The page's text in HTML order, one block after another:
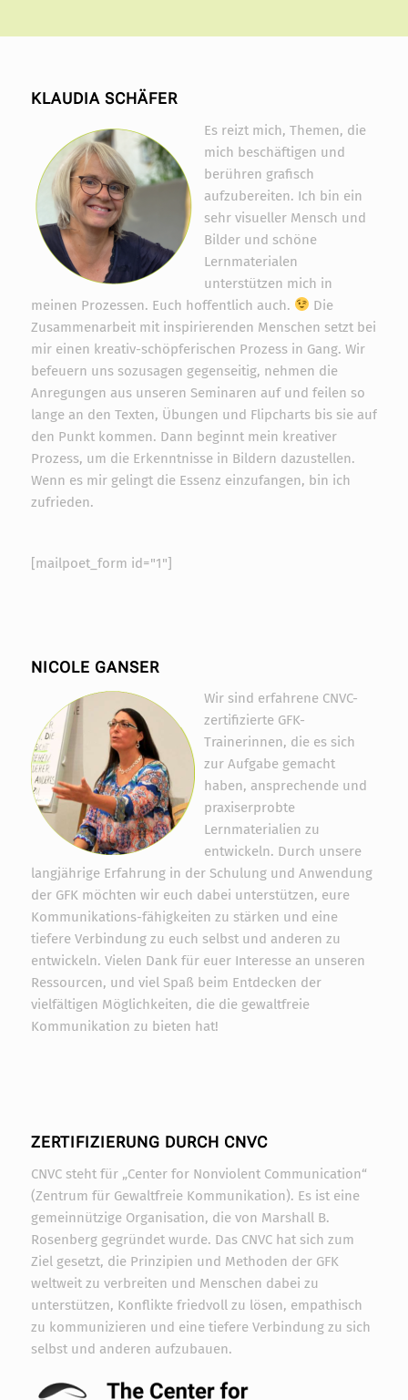
KLAUDIA SCHÄFER
Es reizt mich, Themen, die
mich beschäftigen und
berühren grafisch
aufzubereiten. Ich bin ein
sehr visueller Mensch und
Bilder und schöne
Lernmaterialen
unterstützen mich in
meinen Prozessen. Euch hoffentlich auch.
Die
Zusammenarbeit mit inspirierenden Menschen setzt bei
mir einen kreativ-schöpferischen Prozess in Gang. Wir
befeuern uns sozusagen gegenseitig, nehmen die
Anregungen aus unseren Seminaren auf und feilen so
lange an den Texten, Übungen und Flipcharts bis sie auf
den Punkt kommen. Dann beginnt mein kreativer
Prozess, um die Erkenntnisse in Bildern dazustellen.
Wenn es mir gelingt die Essenz einzufangen, bin ich
zufrieden.
[mailpoet_form id="1"]
NICOLE GANSER
Wir sind erfahrene CNVC-
zertifizierte GFK-
Trainerinnen, die es sich
zur Aufgabe gemacht
haben, ansprechende und
praxiserprobte
Lernmaterialien zu
entwickeln. Durch unsere
langjährige Erfahrung in der Schulung und Anwendung
der GFK möchten wir euch dabei unterstützen, eure
Kommunikations-fähigkeiten zu stärken und eine
tiefere Verbindung zu euch selbst und anderen zu
entwickeln. Vielen Dank für euer Interesse an unseren
Ressourcen, und viel Spaß beim Entdecken der
vielfältigen Möglichkeiten, die die gewaltfreie
Kommunikation zu bieten hat!
ZERTIFIZIERUNG DURCH CNVC
CNVC steht für „Center for Nonviolent Communication“
(Zentrum für Gewaltfreie Kommunikation). Es ist eine
gemeinnützige Organisation, die von Marshall B.
Rosenberg gegründet wurde. Das CNVC hat sich zum
Ziel gesetzt, die Prinzipien und Methoden der GFK
weltweit zu verbreiten und Menschen dabei zu
unterstützen, Konflikte friedvoll zu lösen, empathisch
zu kommunizieren und eine tiefere Verbindung zu sich
selbst und anderen aufzubauen.